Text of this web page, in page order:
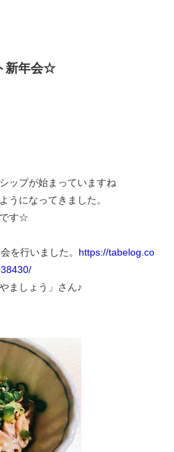
新年会☆
ップが始まっていますね
うになってきました。
です☆
を行いました。 https://tabelog.co
ましょう」さん♪